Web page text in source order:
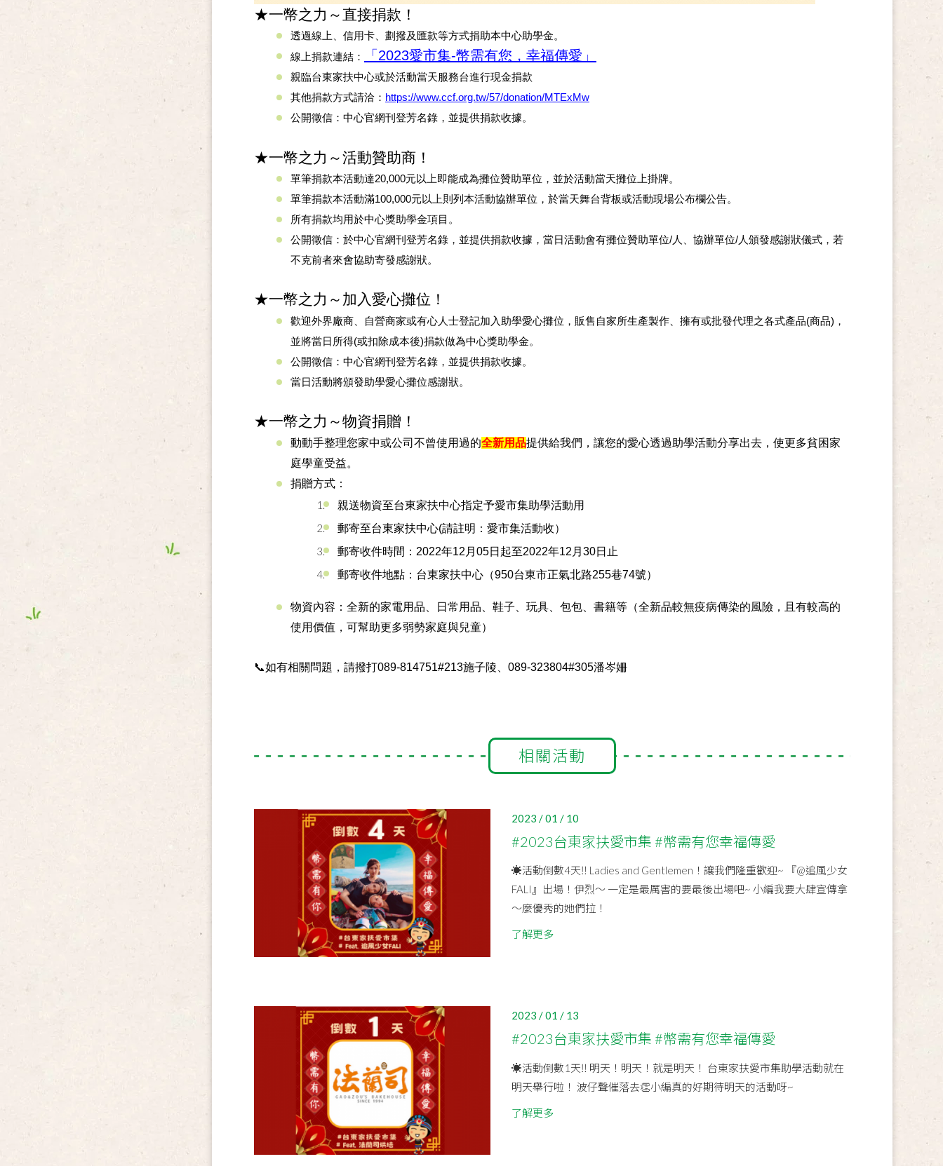
★一幣之力～直接捐款！
透過線上、信用卡、劃撥及匯款等方式捐助本中心助學金。
線上捐款連結：
「2023愛市集-幣需有您，幸福傳愛」
親臨台東家扶中心或於活動當天服務台進行現金捐款
其他捐款方式請洽： https://www.ccf.org.tw/57/donation/MTExMw
公開徵信：中心官網刊登芳名錄，並提供捐款收據。
★一幣之力～活動贊助商！
單筆捐款本活動達20,000元以上即能成為攤位贊助單位，並於活動當天攤位上掛牌。
單筆捐款本活動滿100,000元以上則列本活動協辦單位，於當天舞台背板或活動現場公布欄公告。
所有捐款均用於中心獎助學金項目。
公開徵信：於中心官網刊登芳名錄，並提供捐款收據，當日活動會有攤位贊助單位/人、協辦單位/人頒發感謝狀儀式，若
不克前者來會協助寄發感謝狀。
★一幣之力～加入愛心攤位！
歡迎外界廠商、自營商家或有心人士登記加入助學愛心攤位，販售自家所生產製作、擁有或批發代理之各式產品(商品)，
並將當日所得(或扣除成本後)捐款做為中心獎助學金。
公開徵信：中心官網刊登芳名錄，並提供捐款收據。
當日活動將頒發助學愛心攤位感謝狀。
★一幣之力～物資捐贈！
動動手整理您家中或公司不曾使用過的全新用品提供給我們，讓您的愛心透過助學活動分享出去，使更多貧困家
庭學童受益。
捐贈方式：
親送物資至台東家扶中心指定予愛市集助學活動用
郵寄至台東家扶中心(請註明：愛市集活動收）
郵寄收件時間：2022年12月05日起至2022年12月30日止
郵寄收件地點：台東家扶中心（950台東市正氣北路255巷74號）
物資內容：全新的家電用品、日常用品、鞋子、玩具、包包、書籍等（全新品較無疫病傳染的風險，且有較高的
使用價值，可幫助更多弱勢家庭與兒童）
📞如有相關問題，請撥打089-814751#213施子陵、089-323804#305潘岑姍
相關活動
2023 / 01 / 10
#2023台東家扶愛市集 #幣需有您幸福傳愛
☀活動倒數4天‼ Ladies and Gentlemen！讓我們隆重歡迎~ 『@追風少女
FALI』出場！伊烈～ 一定是最厲害的要最後出場吧~ 小編我要大肆宣傳拿
～麼優秀的她們拉！
了解更多
2023 / 01 / 13
#2023台東家扶愛市集 #幣需有您幸福傳愛
☀活動倒數1天‼ 明天！明天！就是明天！ 台東家扶愛市集助學活動就在
明天舉行啦！ 波仔聲催落去👏小編真的好期待明天的活動呀~
了解更多